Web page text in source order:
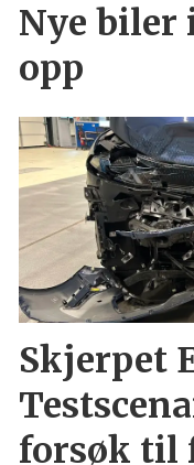
Nye biler
opp
Skjerpet
forsøk til